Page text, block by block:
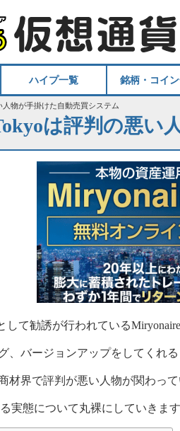
ハイプ一覧 銘柄・コイ
物が手掛けた自動売買システム
は評判の悪い
て勧誘が行われているMiryonaire
、バージョンアップをしてくれ
材界で評判が悪い人物が関わっ
実態について丸裸にしていきます